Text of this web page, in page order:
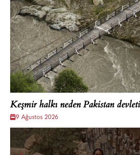
Keşmir halkı neden Pakistan
9 Ağustos 2026